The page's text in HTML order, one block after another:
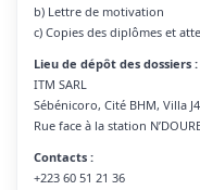
b) Lettre de motivation
c) Copies des diplômes et
Lieu de dépôt des dossiers :
ITM SARL
Sébénicoro, Cité BHM, Villa J4
Rue face à la station
Contacts :
+223 60 51 21 36